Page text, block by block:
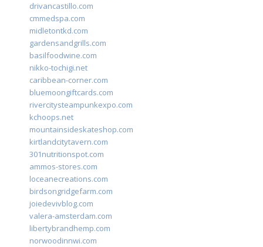
drivancastillo.com
cmmedspa.com
midletontkd.com
gardensandgrills.com
basilfoodwine.com
nikko-tochigi.net
caribbean-corner.com
bluemoongiftcards.com
rivercitysteampunkexpo.com
kchoops.net
mountainsideskateshop.com
kirtlandcitytavern.com
301nutritionspot.com
ammos-stores.com
loceanecreations.com
birdsongridgefarm.com
joiedevivblog.com
valera-amsterdam.com
libertybrandhemp.com
norwoodinnwi.com